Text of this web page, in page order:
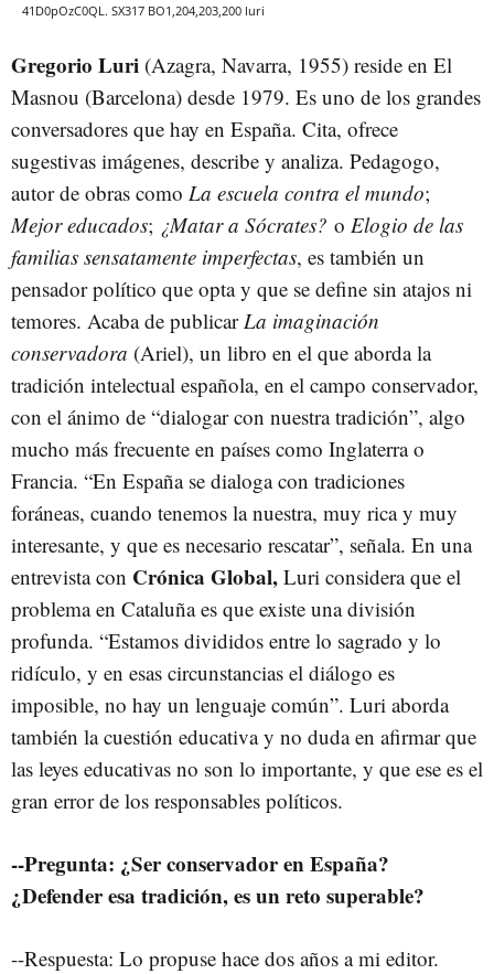
41D0pOzC0QL. SX317 BO1,204,203,200 luri
Gregorio Luri (Azagra, Navarra, 1955) reside en El
Masnou (Barcelona) desde 1979. Es uno de los grandes
conversadores que hay en España. Cita, ofrece
sugestivas imágenes, describe y analiza. Pedagogo,
autor de obras como La escuela contra el mundo;
Mejor educados; ¿Matar a Sócrates? o Elogio de las
familias sensatamente imperfectas, es también un
pensador político que opta y que se define sin atajos ni
temores. Acaba de publicar La imaginación
conservadora (Ariel), un libro en el que aborda la
tradición intelectual española, en el campo conservador,
con el ánimo de “dialogar con nuestra tradición”, algo
mucho más frecuente en países como Inglaterra o
Francia. “En España se dialoga con tradiciones
foráneas, cuando tenemos la nuestra, muy rica y muy
interesante, y que es necesario rescatar”, señala. En una
entrevista con Crónica Global, Luri considera que el
problema en Cataluña es que existe una división
profunda. “Estamos divididos entre lo sagrado y lo
ridículo, y en esas circunstancias el diálogo es
imposible, no hay un lenguaje común”. Luri aborda
también la cuestión educativa y no duda en afirmar que
las leyes educativas no son lo importante, y que ese es el
gran error de los responsables políticos.
--Pregunta: ¿Ser conservador en España?
¿Defender esa tradición, es un reto superable?
--Respuesta: Lo propuse hace dos años a mi editor.